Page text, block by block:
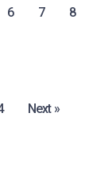
6 7 8
Next »